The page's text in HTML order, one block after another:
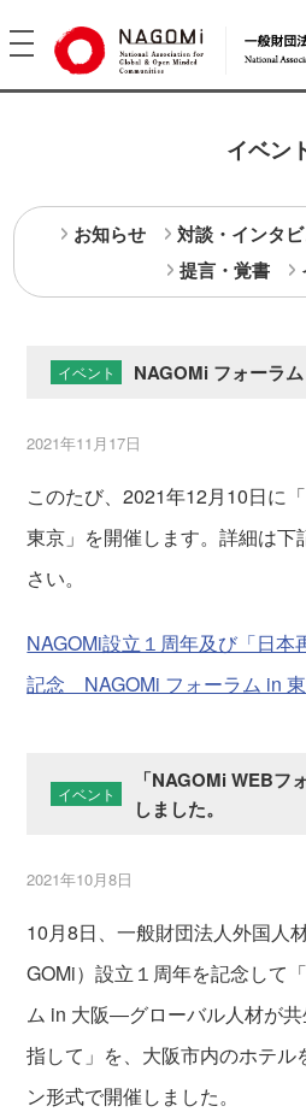
toggle
navigation
イベン
お知らせ 対談・インタ
提言・覚書
イベント NAGOMi フォーラ
2021年11月17日
このたび、2021年12月10日に
東京」を開催します。詳細は
さい。
NAGOMi設立１周年及び「日本
記念 NAGOMi フォーラム in
イベント
「NAGOMi WEBフ
しました。
2021年10月8日
10月8日、一般財団法人外国人
GOMi）設立１周年を記念して
ム in 大阪―グローバル人材が
指して」を、大阪市内のホテル
ン形式で開催しました。